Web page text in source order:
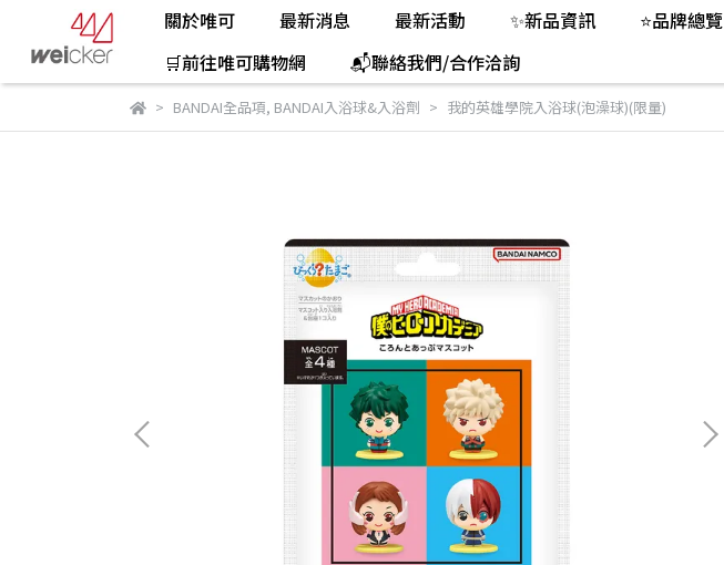
關於唯可 最新消息 最新活動 ✨新品資訊 ⭐品牌總覽
🛒前往唯可購物網
📬聯絡我們/合作洽詢
BANDAI全品項, BANDAI入浴球&入浴劑 我的英雄學院入浴球(泡澡球)(限量)